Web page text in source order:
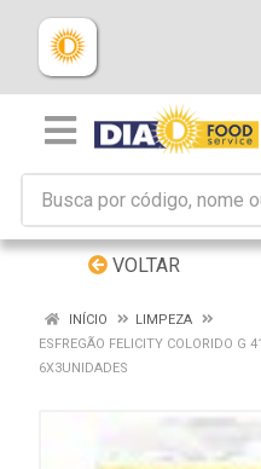
VOLTAR
INÍCIO
LIMPEZA
ESFREGÃO FELICITY COLORIDO G
6X3UNIDADES